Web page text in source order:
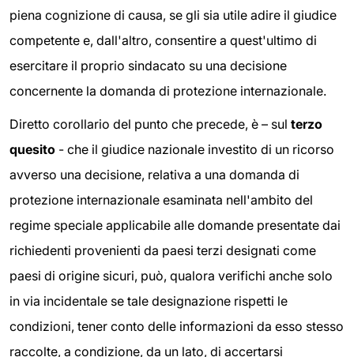
piena cognizione di causa, se gli sia utile adire il giudice
competente e, dall'altro, consentire a quest'ultimo di
esercitare il proprio sindacato su una decisione
concernente la domanda di protezione internazionale.
Diretto corollario del punto che precede, è – sul terzo
quesito - che il giudice nazionale investito di un ricorso
avverso una decisione, relativa a una domanda di
protezione internazionale esaminata nell'ambito del
regime speciale applicabile alle domande presentate dai
richiedenti provenienti da paesi terzi designati come
paesi di origine sicuri, può, qualora verifichi anche solo
in via incidentale se tale designazione rispetti le
condizioni, tener conto delle informazioni da esso stesso
raccolte, a condizione, da un lato, di accertarsi